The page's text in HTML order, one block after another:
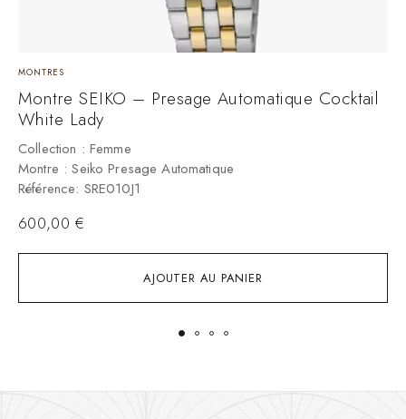
AJOUTER AU PANIER
MONTRES
Montre SEIKO – Presage Automatique Cocktail
White Lady
Collection : Femme
Montre : Seiko Presage Automatique
Référence: SRE010J1
600,00 €